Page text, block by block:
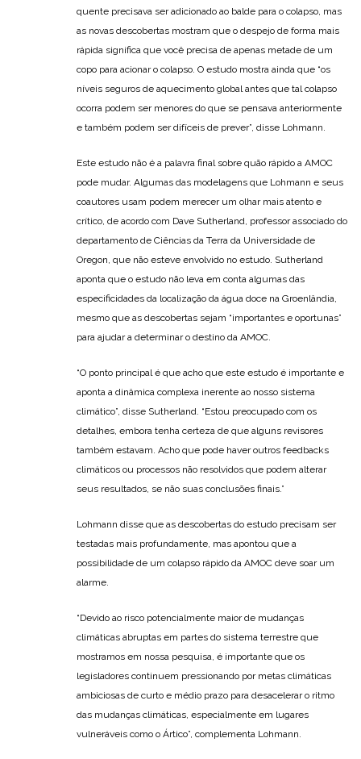
quente precisava ser adicionado ao balde para o colapso, mas
as novas descobertas mostram que o despejo de forma mais
rápida significa que você precisa de apenas metade de um
copo para acionar o colapso. O estudo mostra ainda que “os
níveis seguros de aquecimento global antes que tal colapso
ocorra podem ser menores do que se pensava anteriormente
e também podem ser difíceis de prever”, disse Lohmann.
Este estudo não é a palavra final sobre quão rápido a AMOC
pode mudar. Algumas das modelagens que Lohmann e seus
coautores usam podem merecer um olhar mais atento e
crítico, de acordo com Dave Sutherland, professor associado do
departamento de Ciências da Terra da Universidade de
Oregon, que não esteve envolvido no estudo. Sutherland
aponta que o estudo não leva em conta algumas das
especificidades da localização da água doce na Groenlândia,
mesmo que as descobertas sejam “importantes e oportunas”
para ajudar a determinar o destino da AMOC.
“O ponto principal é que acho que este estudo é importante e
aponta a dinâmica complexa inerente ao nosso sistema
climático”, disse Sutherland. “Estou preocupado com os
detalhes, embora tenha certeza de que alguns revisores
também estavam. Acho que pode haver outros feedbacks
climáticos ou processos não resolvidos que podem alterar
seus resultados, se não suas conclusões finais.”
Lohmann disse que as descobertas do estudo precisam ser
testadas mais profundamente, mas apontou que a
possibilidade de um colapso rápido da AMOC deve soar um
alarme.
“Devido ao risco potencialmente maior de mudanças
climáticas abruptas em partes do sistema terrestre que
mostramos em nossa pesquisa, é importante que os
legisladores continuem pressionando por metas climáticas
ambiciosas de curto e médio prazo para desacelerar o ritmo
das mudanças climáticas, especialmente em lugares
vulneráveis como o Ártico”, complementa Lohmann.